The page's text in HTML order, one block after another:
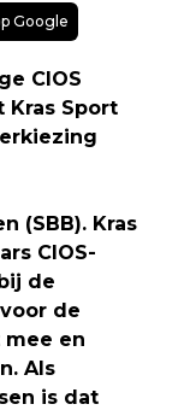
Google
CIOS
Kras Sport
(SBB). Kras
CIOS-
de
de
mee en
Als
is dat